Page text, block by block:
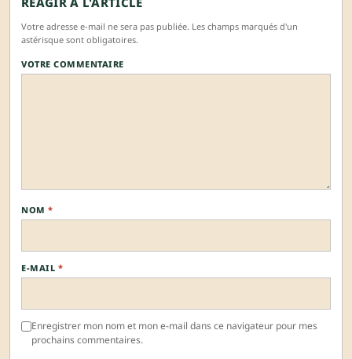
Votre adresse e-mail ne sera pas publiée. Les champs marqués d'un
astérisque sont obligatoires.
VOTRE COMMENTAIRE
NOM *
E-MAIL *
Enregistrer mon nom et mon e-mail dans ce navigateur pour mes
prochains commentaires.